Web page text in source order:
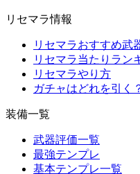
リセマラ情報
リセマラおすすめ武
リセマラ当たりラン
リセマラやり方
ガチャはどれを引く
装備一覧
武器評価一覧
最強テンプレ
基本テンプレ一覧